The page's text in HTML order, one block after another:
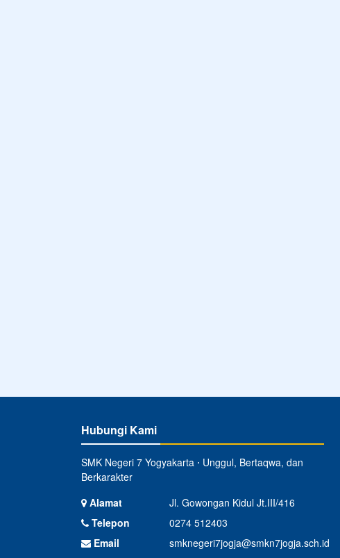
Hubungi Kami
SMK Negeri 7 Yogyakarta ⋅ Unggul, Bertaqwa, dan
Berkarakter
Alamat
Jl. Gowongan Kidul Jt.III/416
Telepon
0274 512403
Email
smknegeri7jogja@smkn7jogja.sch.id